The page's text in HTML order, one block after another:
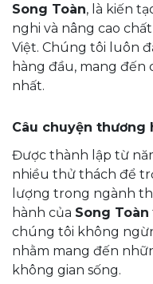
Song Toàn, là kiến
nghi và nâng cao
Việt. Chúng tôi luôn
hàng đầu, mang đến
nhất.
Câu chuyện thương
Được thành lập từ
nhiều thử thách để
lượng trong ngành
hành của Song Toàn
chúng tôi không
nhằm mang đến
không gian sống.